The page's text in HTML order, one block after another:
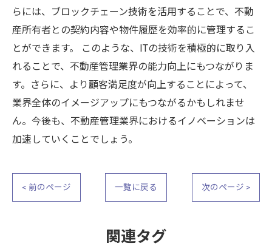
らには、ブロックチェーン技術を活用することで、不動
産所有者との契約内容や物件履歴を効率的に管理するこ
とができます。 このような、ITの技術を積極的に取り入
れることで、不動産管理業界の能力向上にもつながりま
す。さらに、より顧客満足度が向上することによって、
業界全体のイメージアップにもつながるかもしれませ
ん。今後も、不動産管理業界におけるイノベーションは
加速していくことでしょう。
< 前のページ 一覧に戻る 次のページ >
関連タグ